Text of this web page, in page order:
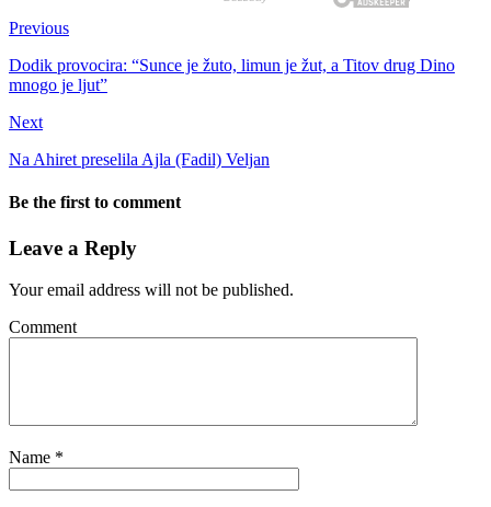
Previous
Dodik provocira: “Sunce je žuto, limun je žut, a Titov drug Dino
mnogo je ljut”
Next
Na Ahiret preselila Ajla (Fadil) Veljan
Be the first to comment
Leave a Reply
Your email address will not be published.
Comment
Name *